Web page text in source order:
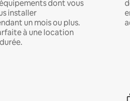
dont vous
installer
un mois ou plus.
à une location